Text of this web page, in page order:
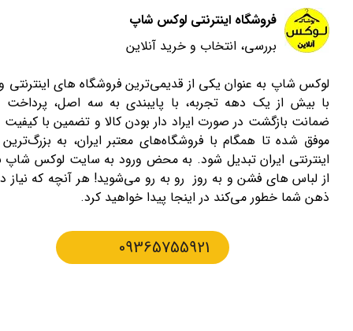
فروشگاه اینترنتی لوکس شاپ
بررسی، انتخاب و خرید آنلاین
لوکس شاپ به عنوان یکی از قدیمی‌ترین فروشگاه های
با بیش از یک دهه تجربه، با پایبندی به سه اصل،
ضمانت بازگشت در صورت ایراد دار بودن کالا و تضمین با کیفیت
موفق شده تا همگام با فروشگاه‌های معتبر ایران، به
اینترنتی ایران تبدیل شود. به محض ورود به سایت لوکس شاپ
از لباس های فشن و به روز رو به رو می‌شوید! هر آنچه که نیاز
ذهن شما خطور می‌کند در اینجا پیدا خواهید کرد.
09365755921